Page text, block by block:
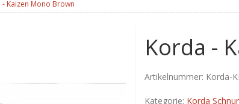
- Kaizen Mono Brown
Korda -
Artikelnummer: Korda-
Kategorie: Korda Schnur